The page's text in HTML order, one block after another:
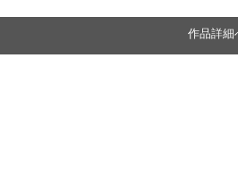
作品詳細